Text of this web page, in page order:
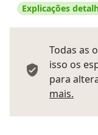
Explicações
Todas as
isso os
para
mais.